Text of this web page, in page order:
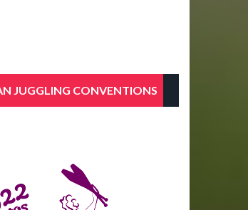
JUGGLING CONVENTIONS